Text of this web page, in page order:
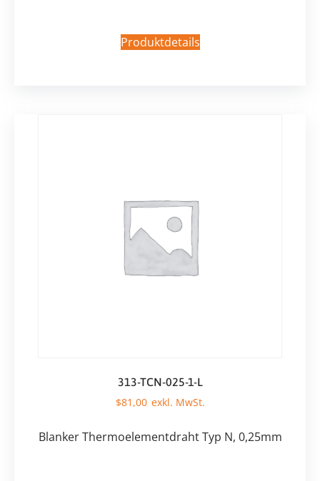
Produktdetails
313-TCN-025-1-L
$81,00
Blanker Thermoelementdraht Typ N, 0,25mm